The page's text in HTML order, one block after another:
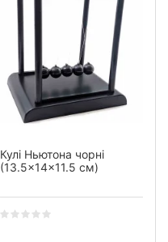
Кулі Ньютона чорні
(13.5×14×11.5 см)